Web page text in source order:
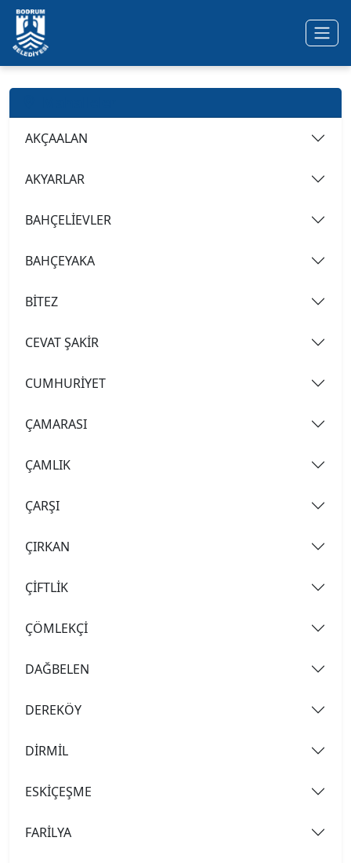
Ana içeriğe geç
AKÇAALAN
AKYARLAR
BAHÇELİEVLER
BAHÇEYAKA
BİTEZ
CEVAT ŞAKİR
CUMHURİYET
ÇAMARASI
ÇAMLIK
ÇARŞI
ÇIRKAN
ÇİFTLİK
ÇÖMLEKÇİ
DAĞBELEN
DEREKÖY
DİRMİL
ESKİÇEŞME
FARİLYA